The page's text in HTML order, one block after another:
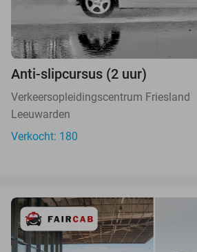
Anti-slipcursus (2 uur)
Verkeersopleidingscentrum Friesland
Leeuwarden
Verkocht: 180